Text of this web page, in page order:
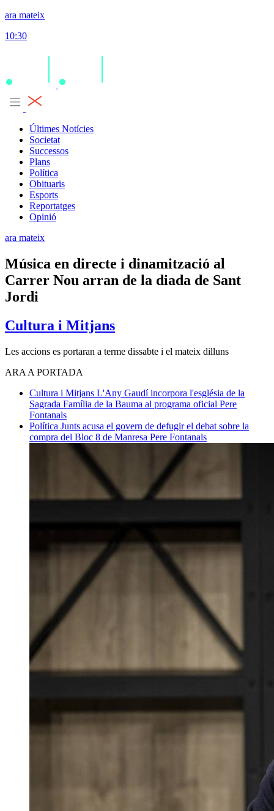
ara mateix
10:30
Últimes Notícies
Societat
Successos
Plans
Política
Obituaris
Esports
Reportatges
Opinió
ara mateix
Música en directe i dinamització al
Carrer Nou arran de la diada de Sant
Jordi
Cultura i Mitjans
Les accions es portaran a terme dissabte i el mateix dilluns
ARA A PORTADA
Cultura i Mitjans L'Any Gaudí incorpora l'església de la
Sagrada Família de la Bauma al programa oficial Pere
Fontanals
Política Junts acusa el govern de defugir el debat sobre la
compra del Bloc 8 de Manresa Pere Fontanals